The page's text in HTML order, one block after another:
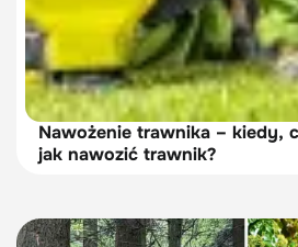
Nawożenie trawnika – kiedy,
jak nawozić trawnik?